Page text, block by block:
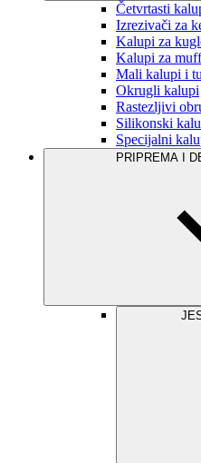
Četvrtasti
Izrezivači za
Kalupi za
Kalupi za
Mali kalupi i
Okrugli kalupi
Rastezljivi
Silikonski
Specijalni
PRIPREMA I